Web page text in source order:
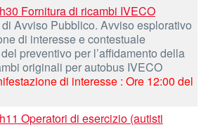
Fornitura di ricambi IVECO
Avviso Pubblico. Avviso esplorativo
di interesse e contestuale
preventivo per l’affidamento della
originali per autobus IVECO
di interesse : Ore 12:00 del
Operatori di esercizio (autisti